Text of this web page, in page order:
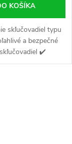
KOŠÍKA
skľučovadiel typu
a bezpečné
✔️
otvorov rôznych